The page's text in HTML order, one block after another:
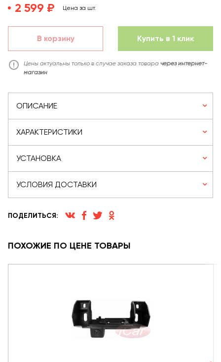
2 599 ₽ Цена за шт.
В корзину Купить в 1 клик
Цены актуальны только в случае заказа товара через интернет-
магазин
ОПИСАНИЕ
ХАРАКТЕРИСТИКИ
УСТАНОВКА
УСЛОВИЯ ДОСТАВКИ
ПОДЕЛИТЬСЯ:
ПОХОЖИЕ ПО ЦЕНЕ ТОВАРЫ